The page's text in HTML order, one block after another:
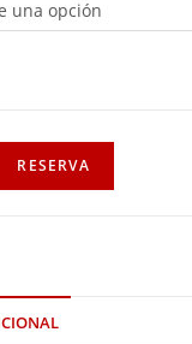
una opción
RESERVA